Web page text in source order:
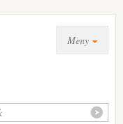
Meny